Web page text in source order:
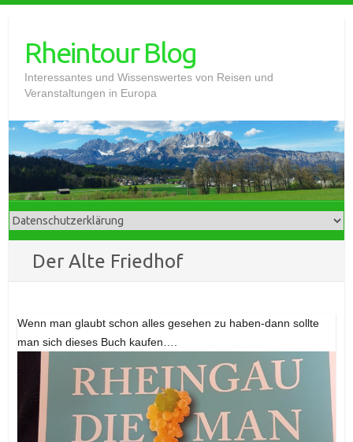
contentRheintour Blog
Interessantes und Wissenswertes von Reisen und
Veranstaltungen in Europa
Der Alte Friedhof
Wenn man glaubt schon alles gesehen zu haben-dann sollte
man sich dieses Buch kaufen….